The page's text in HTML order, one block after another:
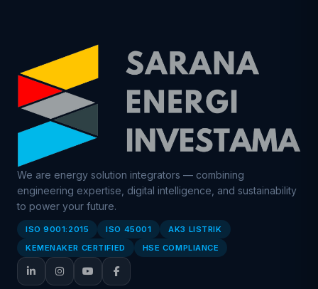
We are energy solution integrators — combining
engineering expertise, digital intelligence, and sustainability
to power your future.
ISO 9001:2015 ISO 45001
AK3 LISTRIK
KEMENAKER CERTIFIED
HSE COMPLIANCE